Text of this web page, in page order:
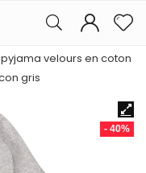
pyjama velours en coton
gris
- 40%